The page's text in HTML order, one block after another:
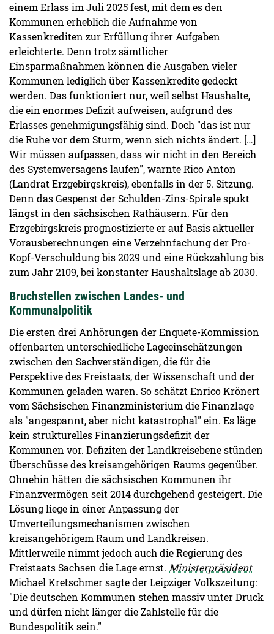
einem Erlass im Juli 2025 fest, mit dem es den
Kommunen erheblich die Aufnahme von
Kassenkrediten zur Erfüllung ihrer Aufgaben
erleichterte. Denn trotz sämtlicher
Einsparmaßnahmen können die Ausgaben vieler
Kommunen lediglich über Kassenkredite gedeckt
werden. Das funktioniert nur, weil selbst Haushalte,
die ein enormes Defizit aufweisen, aufgrund des
Erlasses genehmigungsfähig sind. Doch "das ist nur
die Ruhe vor dem Sturm, wenn sich nichts ändert. […]
Wir müssen aufpassen, dass wir nicht in den Bereich
des Systemversagens laufen", warnte Rico Anton
(Landrat Erzgebirgskreis), ebenfalls in der 5. Sitzung.
Denn das Gespenst der Schulden-Zins-Spirale spukt
längst in den sächsischen Rathäusern. Für den
Erzgebirgskreis prognostizierte er auf Basis aktueller
Vorausberechnungen eine Verzehnfachung der Pro-
Kopf-Verschuldung bis 2029 und eine Rückzahlung bis
zum Jahr 2109, bei konstanter Haushaltslage ab 2030.
Bruchstellen zwischen Landes- und
Kommunalpolitik
Die ersten drei Anhörungen der Enquete-Kommission
offenbarten unterschiedliche Lageeinschätzungen
zwischen den Sachverständigen, die für die
Perspektive des Freistaats, der Wissenschaft und der
Kommunen geladen waren. So schätzt Enrico Krönert
vom Sächsischen Finanzministerium die Finanzlage
als "angespannt, aber nicht katastrophal" ein. Es läge
kein strukturelles Finanzierungsdefizit der
Kommunen vor. Defiziten der Landkreisebene stünden
Überschüsse des kreisangehörigen Raums gegenüber.
Ohnehin hätten die sächsischen Kommunen ihr
Finanzvermögen seit 2014 durchgehend gesteigert. Die
Lösung liege in einer Anpassung der
Umverteilungsmechanismen zwischen
kreisangehörigem Raum und Landkreisen.
Mittlerweile nimmt jedoch auch die Regierung des
Freistaats Sachsen die Lage ernst. Ministerpräsident
Michael Kretschmer sagte der Leipziger Volkszeitung:
"Die deutschen Kommunen stehen massiv unter Druck
und dürfen nicht länger die Zahlstelle für die
Bundespolitik sein."